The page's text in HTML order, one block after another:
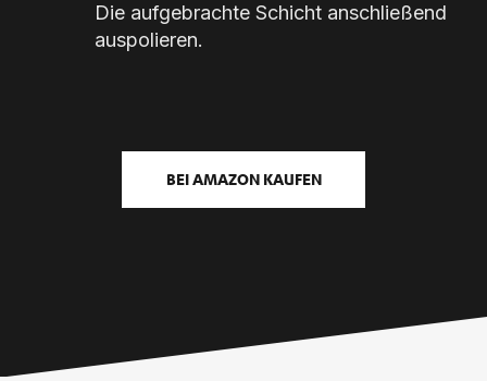
Die aufgebrachte Schicht anschließend
auspolieren.
BEI AMAZON KAUFEN